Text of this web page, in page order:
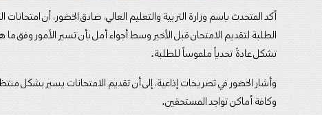
أكد المتحدث باسم وزارة التربية والتعليم العالي، صادق الخضور، أن
الطلبة لتقديم الامتحان قبل الأخير وسط أجواء أمل بأن تسير الأمور وفق ما
تشكل عادةً تحدياً ملموساً للطلبة.
وأشار الخضور في تصريحات إذاعية، إلى أن تقديم الامتحانات يسير بشكل
وكافة أماكن تواجد المستحقين.